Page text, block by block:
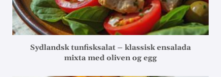
Sydlandsk tunfisksalat – klassisk ensalada
mixta med oliven og egg